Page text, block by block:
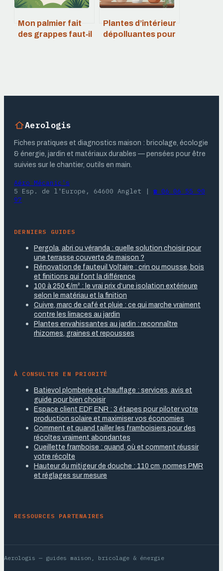
Mon palmier fait
des grappes faut‑il
Plantes d’intérieur
dépolluantes pour
Aerologis
Fiches pratiques et diagnostics maison : bricolage, écologie
& énergie, jardin et matériaux durables — pensées pour être
suivies sur le chantier, outils en main.
Aéro Mécanic's
5 Esp. de l'Europe, 64600 Anglet | ☎ 06 06 55 90
97
DERNIERS GUIDES
Pergola, abri ou véranda : quelle solution choisir pour
une terrasse couverte de maison ?
Rénovation de fauteuil Voltaire : crin ou mousse, bois
et finitions qui font la différence
100 à 250 €/m² : le vrai prix d’une isolation extérieure
selon le matériau et la finition
Cuivre, marc de café et pluie : ce qui marche vraiment
contre les limaces au jardin
Plantes envahissantes au jardin : reconnaître
rhizomes, graines et repousses
À CONSULTER EN PRIORITÉ
Batievol plomberie et chauffage : services, avis et
guide pour bien choisir
Espace client EDF ENR : 3 étapes pour piloter votre
production solaire et maximiser vos économies
Comment et quand tailler les framboisiers pour des
récoltes vraiment abondantes
Cueillette framboise : quand, où et comment réussir
votre récolte
Hauteur du mitigeur de douche : 110 cm, normes PMR
et réglages sur mesure
RESSOURCES PARTENAIRES
Aerologis — guides maison, bricolage & énergie